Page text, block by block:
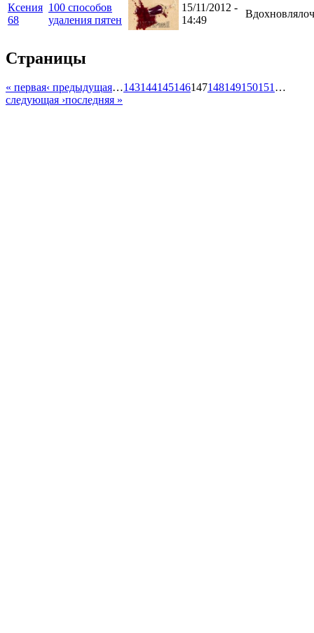
Ксения
68
100 способов
удаления пятен
15/11/2012 -
14:49
Страницы
« первая‹ предыдущая…143144145146147148149150151…
следующая ›последняя »